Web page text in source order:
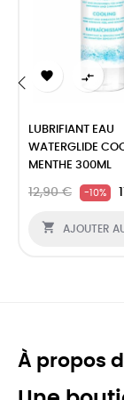
 
LUBRIFIANT EAU
WATERGLIDE
MENTHE 300ML
12,90 € -10%
 AJOUTER
À propos